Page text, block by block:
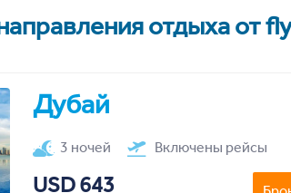
отдыха от
Дубай
3 ночей Включены рейсы
USD 643